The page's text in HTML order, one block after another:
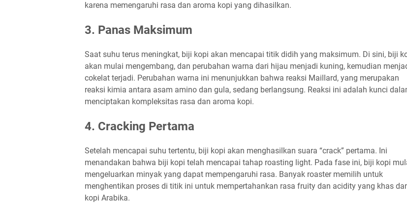
karena memengaruhi rasa dan aroma kopi yang dihasilkan.
3. Panas Maksimum
Saat suhu terus meningkat, biji kopi akan mencapai titik didih yang maksimum. Di sini, biji
akan mulai mengembang, dan perubahan warna dari hijau menjadi kuning, kemudian
cokelat terjadi. Perubahan warna ini menunjukkan bahwa reaksi Maillard, yang merupakan
reaksi kimia antara asam amino dan gula, sedang berlangsung. Reaksi ini adalah kunci
menciptakan kompleksitas rasa dan aroma kopi.
4. Cracking Pertama
Setelah mencapai suhu tertentu, biji kopi akan menghasilkan suara “crack” pertama. Ini
menandakan bahwa biji kopi telah mencapai tahap roasting light. Pada fase ini, biji kopi
mengeluarkan minyak yang dapat mempengaruhi rasa. Banyak roaster memilih untuk
menghentikan proses di titik ini untuk mempertahankan rasa fruity dan acidity yang khas
kopi Arabika.